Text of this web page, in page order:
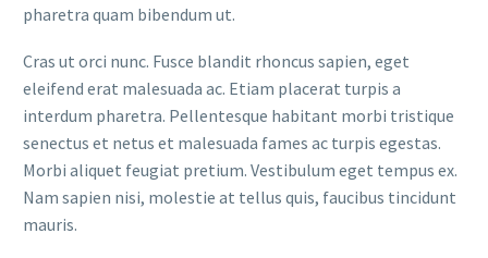
pharetra quam bibendum ut.
Cras ut orci nunc. Fusce blandit rhoncus sapien, eget
eleifend erat malesuada ac. Etiam placerat turpis a
interdum pharetra. Pellentesque habitant morbi tristique
senectus et netus et malesuada fames ac turpis egestas.
Morbi aliquet feugiat pretium. Vestibulum eget tempus ex.
Nam sapien nisi, molestie at tellus quis, faucibus tincidunt
mauris.